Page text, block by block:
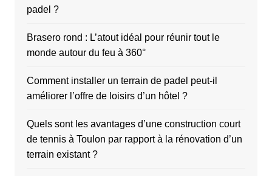
padel ?
Brasero rond : L’atout idéal pour réunir tout le
monde autour du feu à 360°
Comment installer un terrain de padel peut-il
améliorer l’offre de loisirs d’un hôtel ?
Quels sont les avantages d’une construction court
de tennis à Toulon par rapport à la rénovation d’un
terrain existant ?